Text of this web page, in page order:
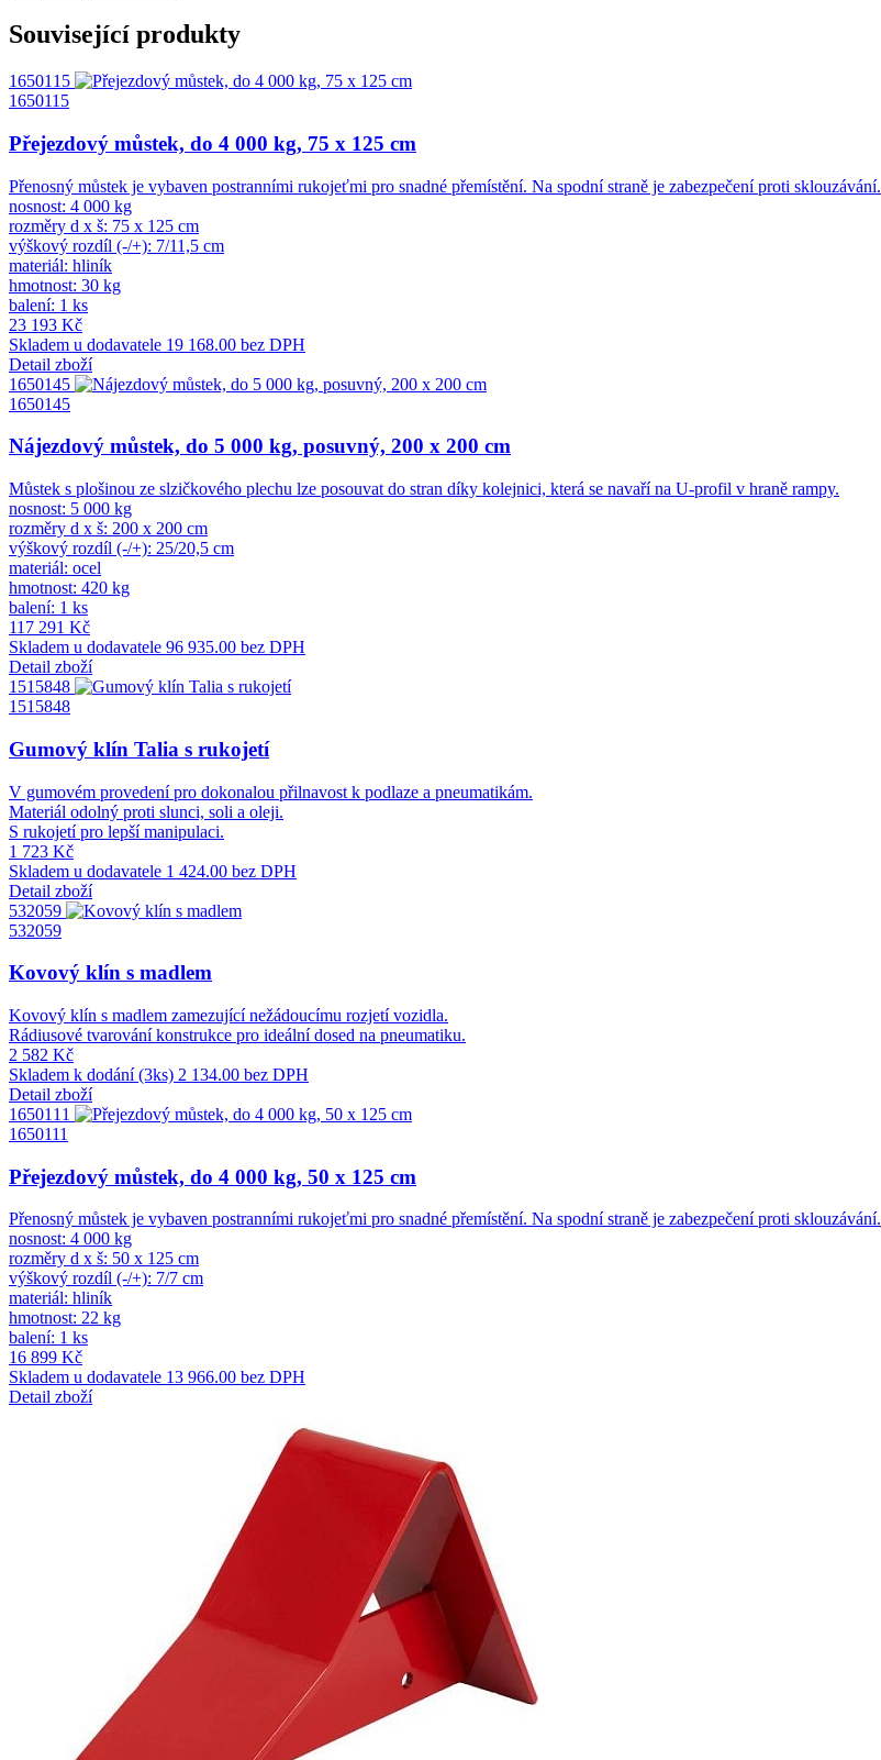
Související produkty
1650115
1650115
Přejezdový můstek, do 4 000 kg, 75 x 125 cm
Přenosný můstek je vybaven postranními rukojeťmi pro snadné přemístění. Na spodní straně je zabezpečení proti sklouzávání.
nosnost: 4 000 kg
rozměry d x š: 75 x 125 cm
výškový rozdíl (-/+): 7/11,5 cm
materiál: hliník
hmotnost: 30 kg
balení: 1 ks
23 193 Kč
Skladem u dodavatele 19 168.00 bez DPH
Detail zboží
1650145
1650145
Nájezdový můstek, do 5 000 kg, posuvný, 200 x 200 cm
Můstek s plošinou ze slzičkového plechu lze posouvat do stran díky kolejnici, která se navaří na U-profil v hraně rampy.
nosnost: 5 000 kg
rozměry d x š: 200 x 200 cm
výškový rozdíl (-/+): 25/20,5 cm
materiál: ocel
hmotnost: 420 kg
balení: 1 ks
117 291 Kč
Skladem u dodavatele 96 935.00 bez DPH
Detail zboží
1515848
1515848
Gumový klín Talia s rukojetí
V gumovém provedení pro dokonalou přilnavost k podlaze a pneumatikám.
Materiál odolný proti slunci, soli a oleji.
S rukojetí pro lepší manipulaci.
1 723 Kč
Skladem u dodavatele 1 424.00 bez DPH
Detail zboží
532059
532059
Kovový klín s madlem
Kovový klín s madlem zamezující nežádoucímu rozjetí vozidla.
Rádiusové tvarování konstrukce pro ideální dosed na pneumatiku.
2 582 Kč
Skladem k dodání (3ks) 2 134.00 bez DPH
Detail zboží
1650111
1650111
Přejezdový můstek, do 4 000 kg, 50 x 125 cm
Přenosný můstek je vybaven postranními rukojeťmi pro snadné přemístění. Na spodní straně je zabezpečení proti sklouzávání.
nosnost: 4 000 kg
rozměry d x š: 50 x 125 cm
výškový rozdíl (-/+): 7/7 cm
materiál: hliník
hmotnost: 22 kg
balení: 1 ks
16 899 Kč
Skladem u dodavatele 13 966.00 bez DPH
Detail zboží